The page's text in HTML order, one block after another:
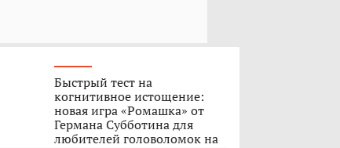
Быстрый тест на
когнитивное истощение:
новая игра «Ромашка» от
Германа Субботина для
любителей головоломок на